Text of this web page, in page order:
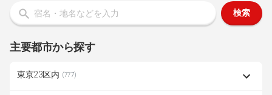
検索
主要都市から探す
東京23区内 (777)